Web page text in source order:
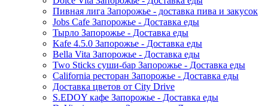
Пивная лига Запорожье - доставка пива и закусок
Jobs Cafe Запорожье - Доставка еды
Тырло Запорожье - Доставка еды
Kafe 4.5.0 Запорожье - Доставка еды
Bella Vita Запорожье - Доставка еды
Two Sticks суши-бар Запорожье - Доставка еды
California ресторан Запорожье - Доставка еды
Доставка цветов от City Drive
S.EDOY кафе Запорожье - Доставка еды